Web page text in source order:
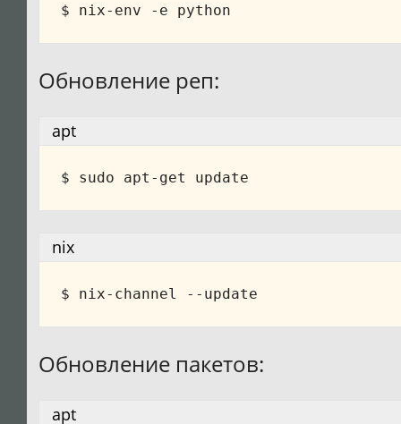
Обновление реп:
apt
nix
Обновление пакетов:
apt